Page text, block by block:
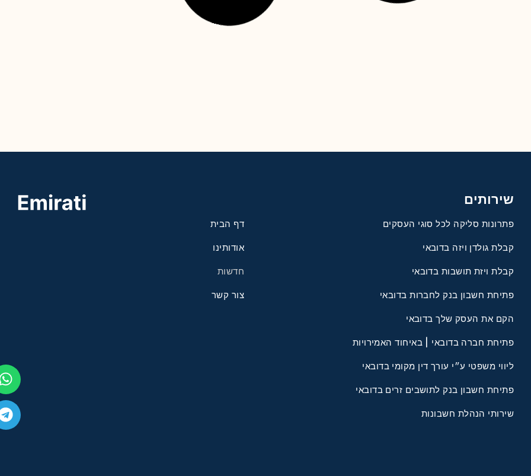
שירותים
סליקה לכל סוגי העסקים
גולדן ויזה בדובאי
ויזת תושבות בדובאי
חשבון בנק לחברות בדובאי
את העסק שלך בדובאי
חברה בדובאי | באיחוד האמירויות
משפטי ע״י עורך דין מקומי בדובאי
חשבון בנק לתושבים זרים בדובאי
הנהלת חשבונות
דף הבית
אודותינו
חדשות
צור קשר